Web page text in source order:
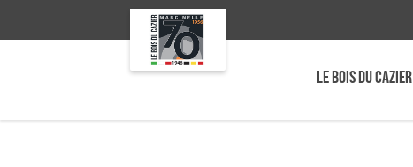
LE BOIS DU CAZIER